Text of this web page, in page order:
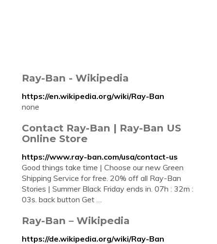
Ray-Ban - Wikipedia
https://en.wikipedia.org/wiki/Ray-Ban
none
Contact Ray-Ban | Ray-Ban US
Online Store
https://www.ray-ban.com/usa/contact-us
Good things take time | Choose our new Green
Shipping Service for free. 20% off all Ray-Ban
Stories | Summer Black Friday ends in. 07h : 32m :
03s. back button Get …
Ray-Ban – Wikipedia
https://de.wikipedia.org/wiki/Ray-Ban